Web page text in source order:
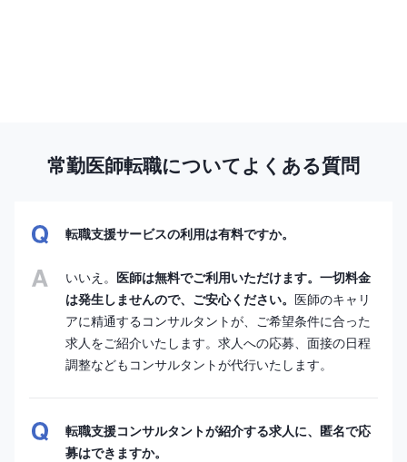
常勤医師転職についてよくある質問
転職支援サービスの利用は有料ですか。
いいえ。 医師は無料でご利用いただけます。一切料金
は発生しませんので、ご安心ください。 医師のキャリ
アに精通するコンサルタントが、ご希望条件に合った
求人をご紹介いたします。求人への応募、面接の日程
調整などもコンサルタントが代行いたします。
転職支援コンサルタントが紹介する求人に、匿名で応
募はできますか。